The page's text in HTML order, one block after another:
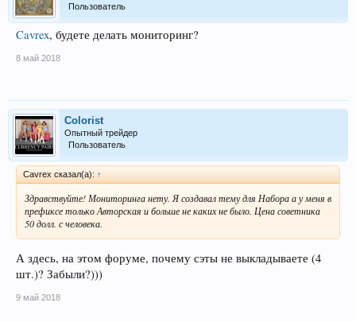
Пользователь
Cavrex, будете делать мониторинг?
8 май 2018
Colorist
Опытный трейдер
Пользователь
Cavrex сказал(а): ↑
Здравствуйте! Мониторинга нету. Я создавал тему для Набора а у меня в
префиксе только Авторская и больше не каких не было. Цена советника
50 долл. с человека.
А здесь, на этом форуме, почему сэты не выкладываете (4
шт.)? Забыли?)))
9 май 2018